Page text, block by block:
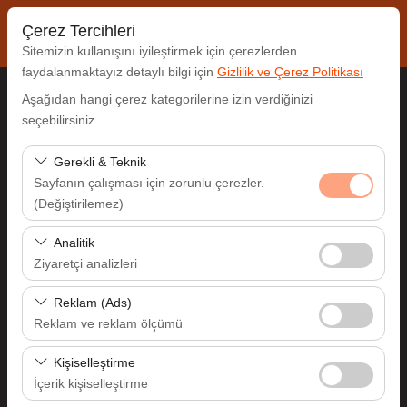
Çerez Tercihleri
Sitemizin kullanışını iyileştirmek için çerezlerden
faydalanmaktayız detaylı bilgi için Gizlilik ve Çerez Politikası
Aşağıdan hangi çerez kategorilerine izin verdiğinizi
seçebilirsiniz.
Gerekli & Teknik
Sayfanın çalışması için zorunlu çerezler.
(Değiştirilemez)
Bu çerezler sitenin doğru şekilde çalışması, güvenlik,
oturum yönetimi ve temel işlevler için gereklidir. Devre
dışı bırakılamaz.
Analitik
Ziyaretçi analizleri
Bu çerezler, sitemizin nasıl kullanıldığını (ziyaretçi sayısı,
en çok ziyaret edilen sayfalar, kullanıcı davranışları)
analiz etmemizi sağlar. Bu veriler, web sitesi
performansını ölçmek ve kullanıcı deneyimini sürekli
iyileştirmek için kullanılır.
Reklam (Ads)
Reklam ve reklam ölçümü
Bu çerezler, size ilgi alanlarınıza uygun kişiselleştirilmiş
reklamlar göstermemize ve reklam kampanyalarımızın
etkinliğini (gösterim sayısı, tıklama oranı) ölçmemize
Kişiselleştirme
İçerik kişiselleştirme
Alış Lokasyonu
Aracı farklı bir lokasyona bırakacağım
Alış Tarih & Saat
09:00
Bırakış Tarih & Saat